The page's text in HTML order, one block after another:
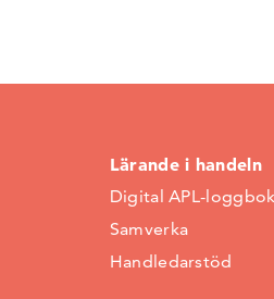
Lärande i handeln
Digital APL-loggbok
Samverka
Handledarstöd